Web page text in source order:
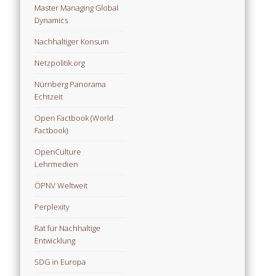
Master Managing Global
Dynamics
Nachhaltiger Konsum
Netzpolitik.org
Nürnberg Panorama
Echtzeit
Open Factbook (World
Factbook)
OpenCulture
Lehrmedien
ÖPNV Weltweit
Perplexity
Rat für Nachhaltige
Entwicklung
SDG in Europa